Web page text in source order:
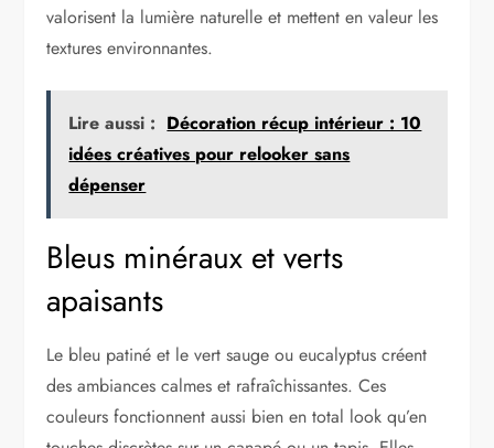
valorisent la lumière naturelle et mettent en valeur les
textures environnantes.
Lire aussi : Décoration récup intérieur : 10
idées créatives pour relooker sans
dépenser
Bleus minéraux et verts
apaisants
Le bleu patiné et le vert sauge ou eucalyptus créent
des ambiances calmes et rafraîchissantes. Ces
couleurs fonctionnent aussi bien en total look qu’en